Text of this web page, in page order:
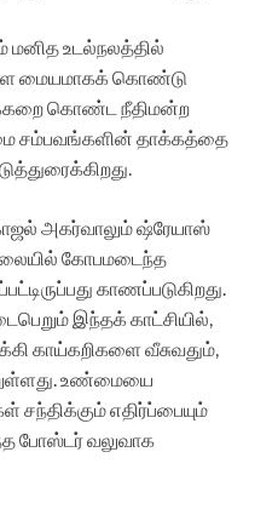
மனித உடல்நலத்தில்
மையமாகக் கொண்டு
கொண்ட நீதிமன்ற
சம்பவங்களின் தாக்கத்தை
அகர்வாலும் ஷ்ரேயாஸ்
கோபமடைந்த
காணப்படுகிறது.
இந்தக் காட்சியில்,
காய்கறிகளை வீசுவதும்,
உண்மையை
எதிர்ப்பையும்
போஸ்டர் வலுவாக